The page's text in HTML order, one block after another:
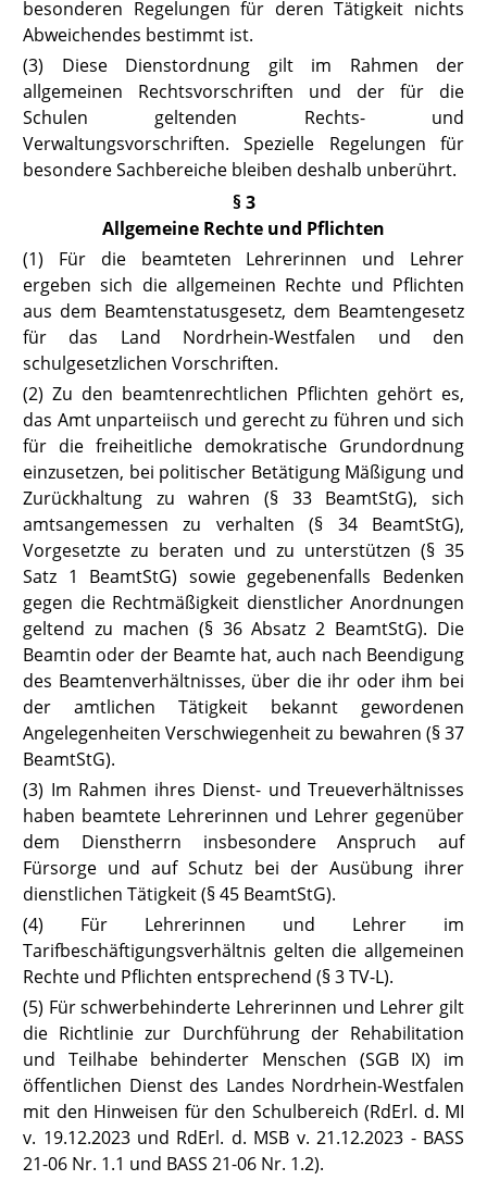
besonderen Regelungen für deren Tätigkeit nichts
Abweichendes bestimmt ist.
(3) Diese Dienstordnung gilt im Rahmen der
allgemeinen Rechtsvorschriften und der für die
Schulen geltenden Rechts- und
Verwaltungsvorschriften. Spezielle Regelungen für
besondere Sachbereiche bleiben deshalb unberührt.
§ 3
Allgemeine Rechte und Pflichten
(1) Für die beamteten Lehrerinnen und Lehrer
ergeben sich die allgemeinen Rechte und Pflichten
aus dem Beamtenstatusgesetz, dem Beamtengesetz
für das Land Nordrhein-Westfalen und den
schulgesetzlichen Vorschriften.
(2) Zu den beamtenrechtlichen Pflichten gehört es,
das Amt unparteiisch und gerecht zu führen und sich
für die freiheitliche demokratische Grundordnung
einzusetzen, bei politischer Betätigung Mäßigung und
Zurückhaltung zu wahren (§ 33 BeamtStG), sich
amtsangemessen zu verhalten (§ 34 BeamtStG),
Vorgesetzte zu beraten und zu unterstützen (§ 35
Satz 1 BeamtStG) sowie gegebenenfalls Bedenken
gegen die Rechtmäßigkeit dienstlicher Anordnungen
geltend zu machen (§ 36 Absatz 2 BeamtStG). Die
Beamtin oder der Beamte hat, auch nach Beendigung
des Beamtenverhältnisses, über die ihr oder ihm bei
der amtlichen Tätigkeit bekannt gewordenen
Angelegenheiten Verschwiegenheit zu bewahren (§ 37
BeamtStG).
(3) Im Rahmen ihres Dienst- und Treueverhältnisses
haben beamtete Lehrerinnen und Lehrer gegenüber
dem Dienstherrn insbesondere Anspruch auf
Fürsorge und auf Schutz bei der Ausübung ihrer
dienstlichen Tätigkeit (§ 45 BeamtStG).
(4) Für Lehrerinnen und Lehrer im
Tarifbeschäftigungsverhältnis gelten die allgemeinen
Rechte und Pflichten entsprechend (§ 3TV-L).
(5) Für schwerbehinderte Lehrerinnen und Lehrer gilt
die Richtlinie zur Durchführung der Rehabilitation
und Teilhabe behinderter Menschen (SGB IX) im
öffentlichen Dienst des Landes Nordrhein-Westfalen
mit den Hinweisen für den Schulbereich (RdErl. d. MI
v. 19.12.2023 und RdErl. d. MSB v. 21.12.2023 -BASS
21-06 Nr. 1.1 und BASS 21-06 Nr. 1.2).